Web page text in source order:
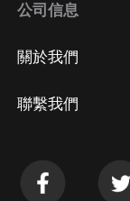
公司信息
關於我們
聯繫我們